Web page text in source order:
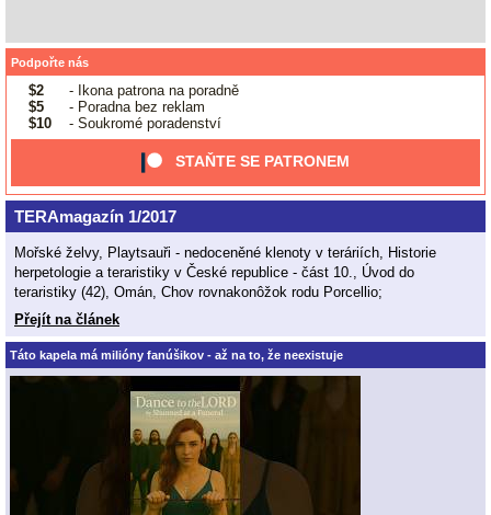
Podpořte nás
$2
- Ikona patrona na poradně
$5
- Poradna bez reklam
$10
- Soukromé poradenství
STAŇTE SE PATRONEM
TERAmagazín 1/2017
Mořské želvy, Playtsauři - nedoceněné klenoty v teráriích, Historie
herpetologie a teraristiky v České republice - část 10., Úvod do
teraristiky (42), Omán, Chov rovnakonôžok rodu Porcellio;
Přejít na článek
Táto kapela má milióny fanúšikov - až na to, že neexistuje